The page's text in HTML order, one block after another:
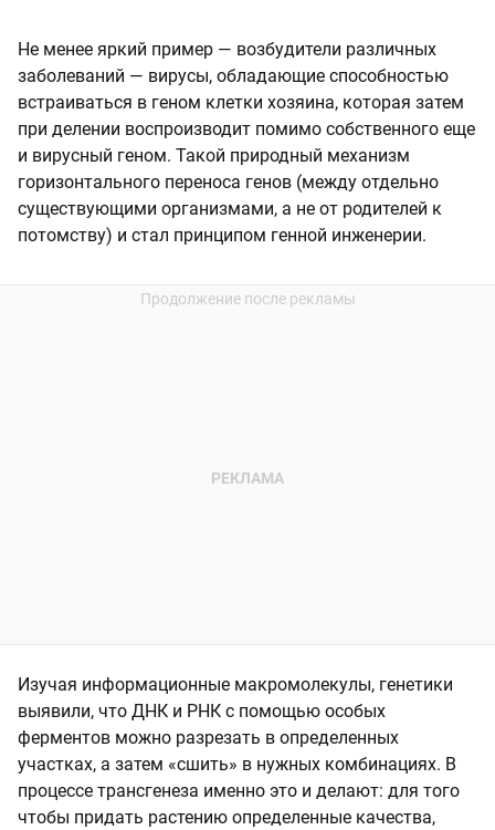
Не менее яркий пример — возбудители различных
заболеваний — вирусы, обладающие способностью
встраиваться в геном клетки хозяина, которая затем
при делении воспроизводит помимо собственного еще
и вирусный геном. Такой природный механизм
горизонтального переноса генов (между отдельно
существующими организмами, а не от родителей к
потомству) и стал принципом генной инженерии.
Изучая информационные макромолекулы, генетики
выявили, что ДНК и РНК с помощью особых
ферментов можно разрезать в определенных
участках, а затем «сшить» в нужных комбинациях. В
процессе трансгенеза именно это и делают: для того
чтобы придать растению определенные качества,